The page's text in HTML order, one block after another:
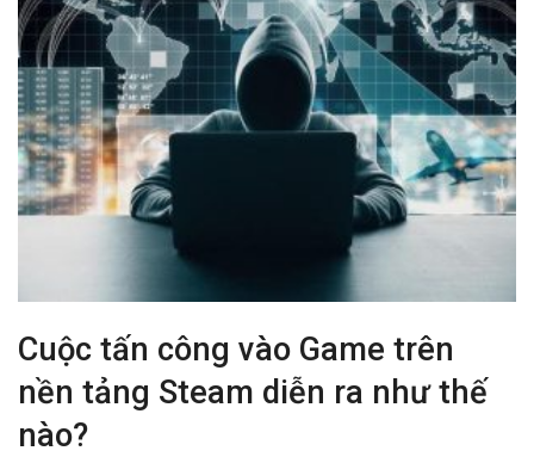
Cuộc tấn công vào Game trên
nền tảng Steam diễn ra như thế
nào?